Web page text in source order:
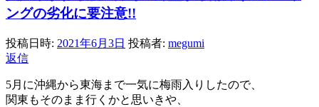
ングの劣化に要注意!!
投稿日時: 2021年6月3日 投稿者: megumi
返信
5月に沖縄から東海まで一気に梅雨入りしたので、
関東もそのまま行くかと思いきや、